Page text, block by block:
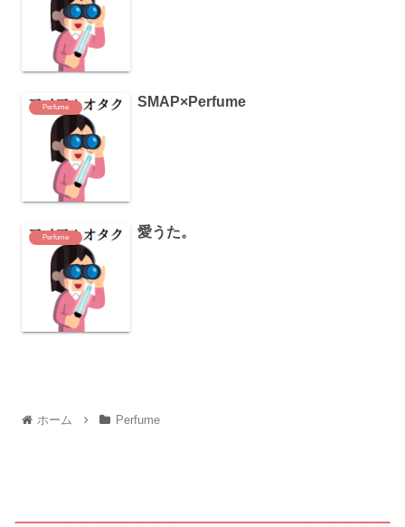
Perfume SMAP×Perfume
Perfume 愛うた。
ホーム Perfume